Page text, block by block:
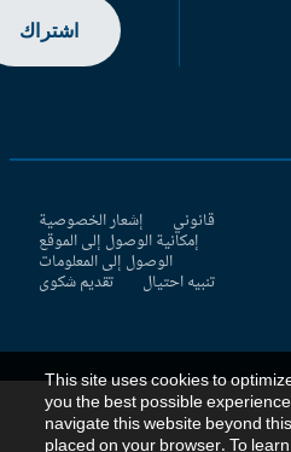
اشتراك
قانوني إشعار الخصوصية
إمكانية الوصول إلى الموقع
الوصول إلى المعلومات
تنبيه احتيال تقديم شكوى
This site uses cookies to
you the best possible
navigate this website beyond